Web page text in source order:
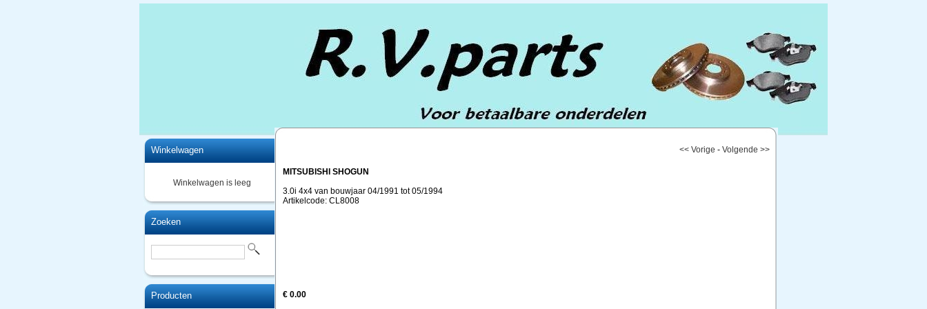
Winkelwagen
Winkelwagen is leeg
Zoeken
Producten
<< Vorige - Volgende >>
MITSUBISHI SHOGUN
3.0i 4x4 van bouwjaar 04/1991 tot 05/1994
Artikelcode: CL8008
€ 0.00